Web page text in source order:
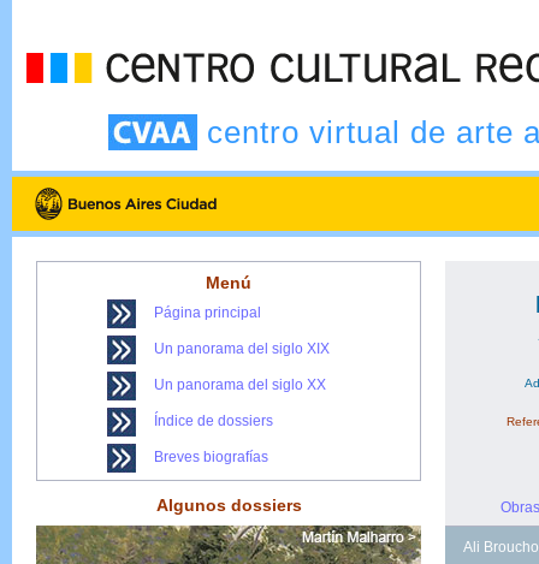
centro virtual de arte
Menú
Página principal
Un panorama del siglo XIX
Un panorama del siglo XX
Índice de dossiers
Breves biografías
Algunos dossiers Obras
Ali